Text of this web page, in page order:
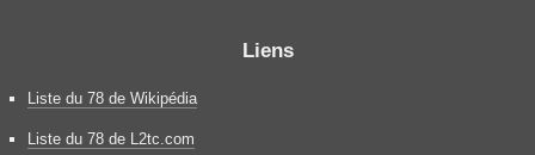
Liens
Liste du 78 de Wikipédia
Liste du 78 de L2tc.com